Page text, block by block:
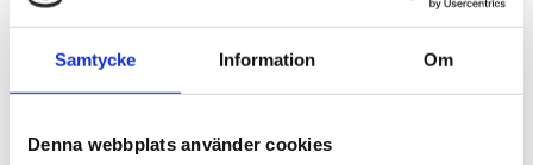
Samtycke Information Om
Denna webbplats använder cookies
med en längd på 610 mm och en ytterdiameter på 4,8
mm.
Med ministickpropp för typ K-termoelement.
2 +/-1,5°C eller ±0,004 x t, (beroende på vilken som är